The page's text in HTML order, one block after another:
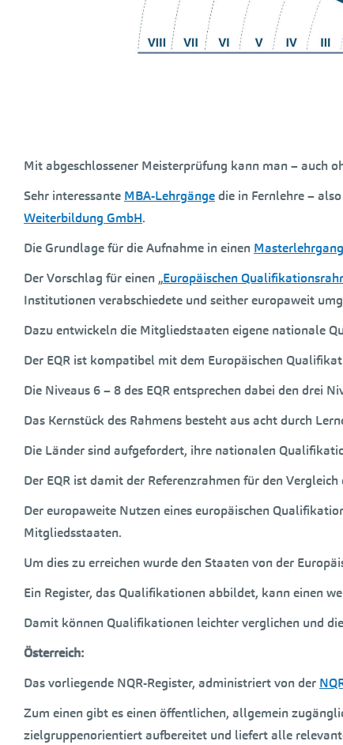
Mit abgeschlossener Meisterprüfung kann man – auch
Sehr interessante MBA-Lehrgängedie in Fernlehre –
Weiterbildung GmbH.
Die Grundlage für die Aufnahme in einen
Der Vorschlag für einen „Europäischen
Institutionen verabschiedete und seither europaweit
Dazu entwickeln die Mitgliedstaaten eigene nationale
Der EQR ist kompatibel mit dem Europäischen
Die Niveaus 6 – 8 des EQR entsprechen dabei den drei
Das Kernstück des Rahmens besteht aus acht durch
Die Länder sind aufgefordert, ihre nationalen
Der EQR ist damit der Referenzrahmen für den
Der europaweite Nutzen eines europäischen
Mitgliedsstaaten.
Um dies zu erreichen wurde den Staaten von der
Ein Register, das Qualifikationen abbildet, kann einen
Damit können Qualifikationen leichter verglichen und
Österreich:
Das vorliegende NQR-Register, administriert von der
Zum einen gibt es einen öffentlichen, allgemein
zielgruppenorientiert aufbereitet und liefert alle